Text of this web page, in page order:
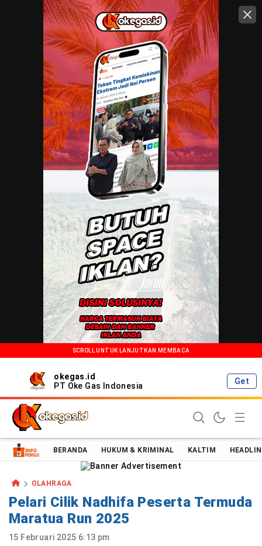
SCROLL UNTUK LANJUTKAN MEMBACA
okegas.id
PT Oke Gas Indonesia
Get
Oke Gas Indonesia | Energi Positif Informasi Terkini!
BERANDA HUKUM & KRIMINAL KALTIM
OLAHRAGA
Pelari Cilik Nadhifa Peserta Termuda
Maratua Run 2025
15 Februari 2025 6:13 pm